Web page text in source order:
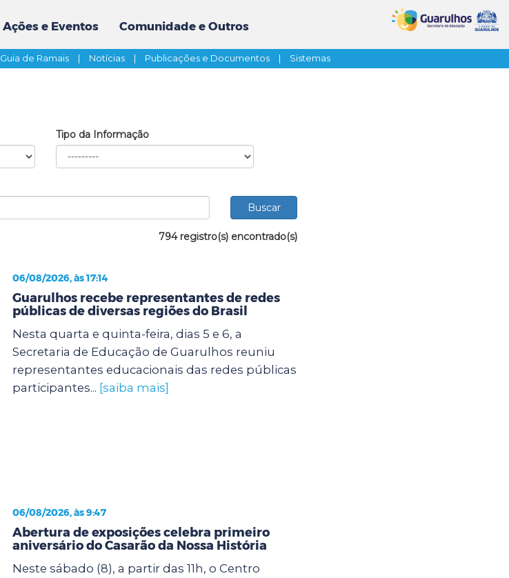
Ações e Eventos Comunidade e Outros
Guia de Ramais | Notícias | Publicações e Documentos | Sistemas
Tipo da Informação
794 registro(s) encontrado(s)
06/08/2026, às 17:14
Guarulhos recebe representantes de redes
públicas de diversas regiões do Brasil
Nesta quarta e quinta-feira, dias 5 e 6, a
Secretaria de Educação de Guarulhos reuniu
representantes educacionais das redes públicas
participantes... [saiba mais]
06/08/2026, às 9:47
Abertura de exposições celebra primeiro
aniversário do Casarão da Nossa História
Neste sábado (8), a partir das 11h, o Centro